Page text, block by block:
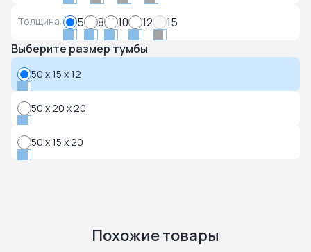
Толщина 5 8 10 12
15
Выберите размер тумбы
50 x 15 x 12
50 x 20 x 20
50 x 15 x 20
Похожие товары